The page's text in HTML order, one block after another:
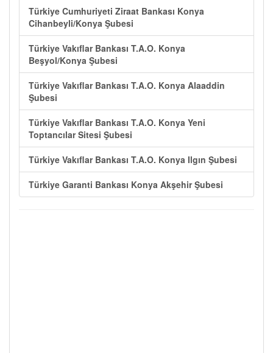
Türkiye Cumhuriyeti Ziraat Bankası Konya
Cihanbeyli/Konya Şubesi
Türkiye Vakıflar Bankası T.A.O. Konya
Beşyol/Konya Şubesi
Türkiye Vakıflar Bankası T.A.O. Konya Alaaddin
Şubesi
Türkiye Vakıflar Bankası T.A.O. Konya Yeni
Toptancılar Sitesi Şubesi
Türkiye Vakıflar Bankası T.A.O. Konya Ilgın Şubesi
Türkiye Garanti Bankası Konya Akşehir Şubesi